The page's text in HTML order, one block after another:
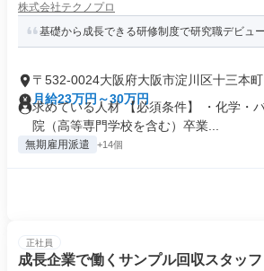
株式会社テクノプロ
基礎から成長できる研修制度で研究職デビュ
〒532-0024大阪府大阪市淀川区十三本町
月給23万円～30万円
求めている人材 【必須条件】 ・化学・
院（高等専門学校を含む）卒業...
無期雇用派遣 +14個
正社員
成長企業で働くサンプル回収スタッフ